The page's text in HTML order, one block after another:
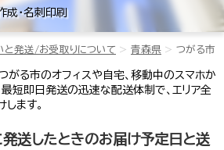
成・名刺印刷
と発送/お受取りについて 青森県 つがる市
がる市のオフィスや自宅、移動中のスマホか
短即日発送の迅速な配送体制で、エリア全
ます。
送したときのお届け予定日と送